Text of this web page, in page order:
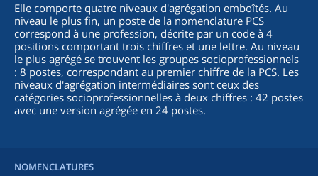
Elle comporte quatre niveaux d'agrégation emboîtés. Au
niveau le plus fin, un poste de la nomenclature PCS
correspond à une profession, décrite par un code à 4
positions comportant trois chiffres et une lettre. Au niveau
le plus agrégé se trouvent les groupes socioprofessionnels
: 8 postes, correspondant au premier chiffre de la PCS. Les
niveaux d'agrégation intermédiaires sont ceux des
catégories socioprofessionnelles à deux chiffres : 42 postes
avec une version agrégée en 24 postes.
NOMENCLATURES